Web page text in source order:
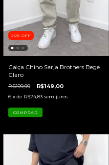
25% OFF
Calça Chino Sarja Brothers Bege
Claro
R$199,99 R$149,00
6 x de R$24,83 sem juros
COMPRAR